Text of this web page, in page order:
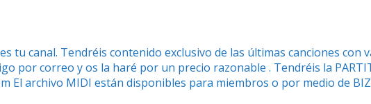
tu canal. Tendréis contenido exclusivo de las últimas canciones con
por correo y os la haré por un precio razonable . Tendréis la
El archivo MIDI están disponibles para miembros o por medio de